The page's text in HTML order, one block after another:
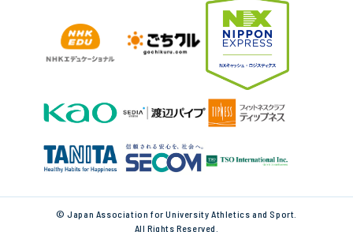
© Japan Association for University Athletics and Sport.
All Rights Reserved.